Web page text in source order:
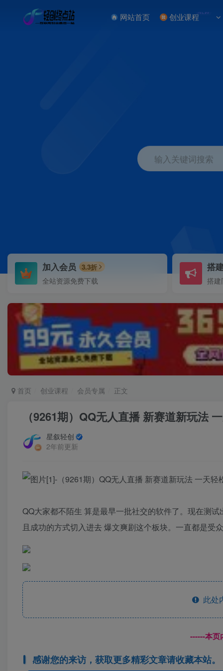
网站首页 创业课程NEW
输入关键词搜索
加入会员 3.3折
全站资源免费下载
搭
搭建
首页 创业课程 会员专属 正文
（9261期）QQ无人直播 新赛道新玩法
星叙轻创
2年前更新
QQ大家都不陌生 算是最早一批社交的软件了。现在测
且成功的方式切入进去 爆文爽剧这个板块。一直都是受
此处
------本页
感谢您的来访，获取更多精彩文章请收藏本站。